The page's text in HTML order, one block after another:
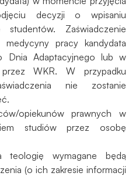
decyzji o wpisaniu
Zaświadczenie
medycyny pracy kandydata
Dnia Adaptacyjnego lub w
WKR. W przypadku
nie zostanie
opiekunów prawnych w
studiów przez osobę
teologię wymagane będą
(o ich zakresie informacji